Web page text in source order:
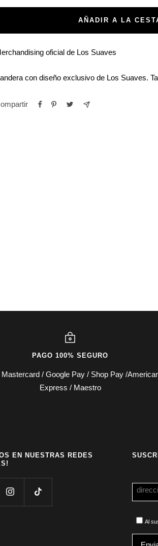
AÑADIR A LA
oficial de Los Suaves
con diseño exclusivo de Los Suaves.
PAGO 100% SEGURO
/ Google Pay / Shop Pay /
Express / Maestro
EN NUESTRAS REDES
Al